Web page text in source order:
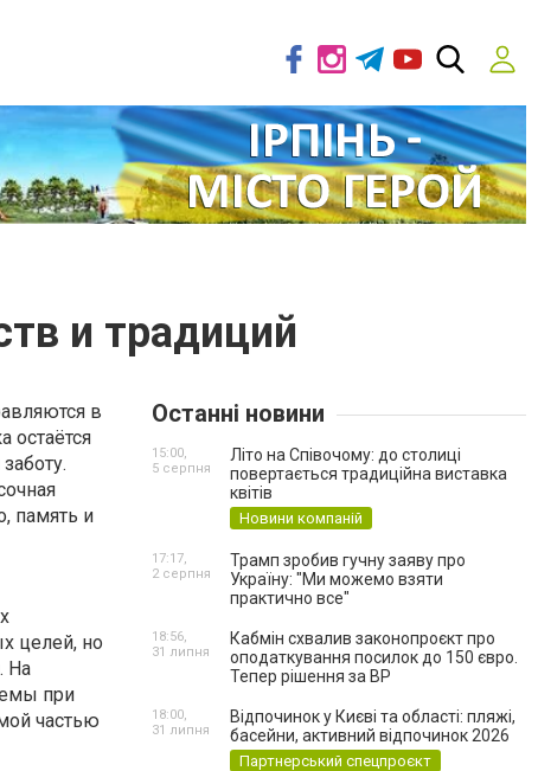
и традиций
в
остаётся
память и
целей, но
На
при
частью
Останні новини
Літо на Співочому: до столиці
повертається традиційна виставка
квітів
Новини компаній
15:00,
5 серпня
Трамп зробив гучну заяву про
Україну: "Ми можемо взяти
практично все"
17:17,
2 серпня
Кабмін схвалив законопроєкт про
оподаткування посилок до 150 євро.
Тепер рішення за ВР
18:56,
31 липня
Відпочинок у Києві та області: пляжі,
басейни, активний відпочинок 2026
Партнерський спецпроєкт
18:00,
31 липня